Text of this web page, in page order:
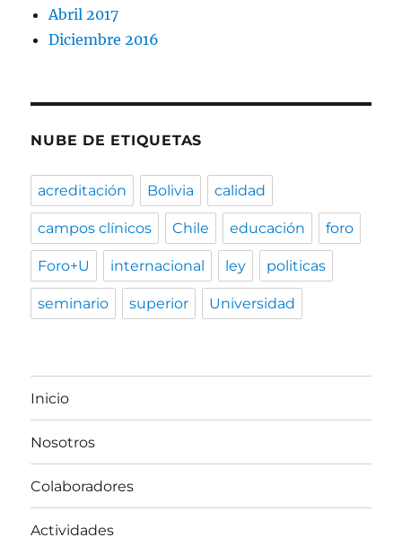
Abril 2017
Diciembre 2016
NUBE DE ETIQUETAS
acreditación Bolivia calidad
campos clínicos Chile educación foro
Foro+U internacional ley politicas
seminario superior Universidad
Inicio
Nosotros
Colaboradores
Actividades